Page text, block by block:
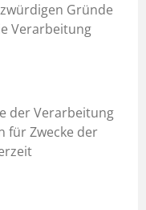
Gründe
Verarbeitung
der Verarbeitung
für Zwecke der